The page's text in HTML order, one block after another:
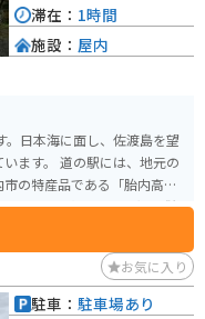
日本海に面し、佐渡島を望
、地元の
の特産品である「胎内高原
また、展望風呂や足湯も併
ろぐことができます。 バ
されているので安心です。
ち寄ってみてください。道
風力発電所」や、海水浴場
滞在： 1時間
施設： 屋内
お気に入り
駐車： 駐車場あり